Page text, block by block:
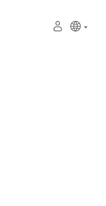
语
言
主动语
中文